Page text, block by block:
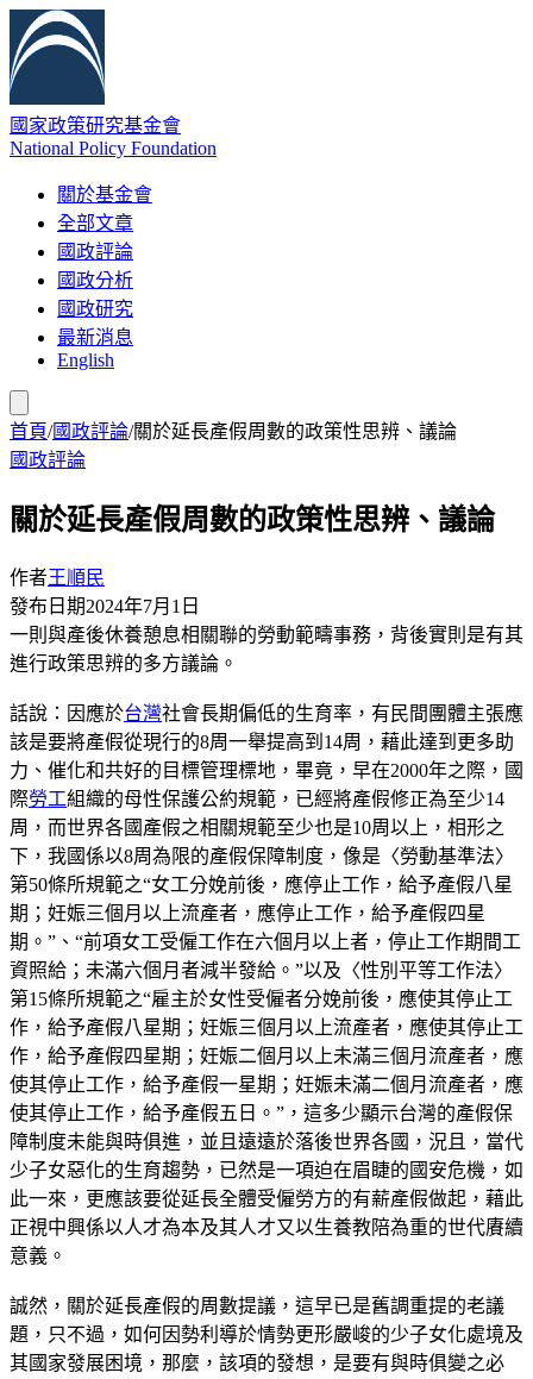
國家政策研究基金會
National Policy Foundation
關於基金會
全部文章
國政評論
國政分析
國政研究
最新消息
English
首頁/國政評論/關於延長產假周數的政策性思辨、議論
國政評論
關於延長產假周數的政策性思辨、議論
作者王順民
發布日期2024年7月1日
一則與產後休養憩息相關聯的勞動範疇事務，背後實則是有其
進行政策思辨的多方議論。
話說：因應於台灣社會長期偏低的生育率，有民間團體主張應
該是要將產假從現行的8周一舉提高到14周，藉此達到更多助
力、催化和共好的目標管理標地，畢竟，早在2000年之際，國
際勞工組織的母性保護公約規範，已經將產假修正為至少14
周，而世界各國產假之相關規範至少也是10周以上，相形之
下，我國係以8周為限的產假保障制度，像是〈勞動基準法〉
第50條所規範之“女工分娩前後，應停止工作，給予產假八星
期；妊娠三個月以上流產者，應停止工作，給予產假四星
期。”、“前項女工受僱工作在六個月以上者，停止工作期間工
資照給；未滿六個月者減半發給。”以及〈性別平等工作法〉
第15條所規範之“雇主於女性受僱者分娩前後，應使其停止工
作，給予產假八星期；妊娠三個月以上流產者，應使其停止工
作，給予產假四星期；妊娠二個月以上未滿三個月流產者，應
使其停止工作，給予產假一星期；妊娠未滿二個月流產者，應
使其停止工作，給予產假五日。”，這多少顯示台灣的產假保
障制度未能與時俱進，並且遠遠於落後世界各國，況且，當代
少子女惡化的生育趨勢，已然是一項迫在眉睫的國安危機，如
此一來，更應該要從延長全體受僱勞方的有薪產假做起，藉此
正視中興係以人才為本及其人才又以生養教陪為重的世代賡續
意義。
誠然，關於延長產假的周數提議，這早已是舊調重提的老議
題，只不過，如何因勢利導於情勢更形嚴峻的少子女化處境及
其國家發展困境，那麼，該項的發想，是要有與時俱變之必